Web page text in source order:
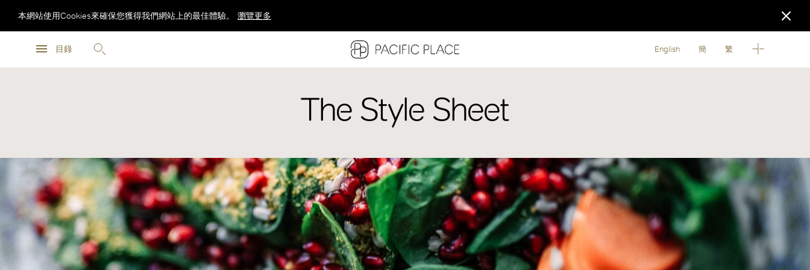
目錄
本網站使用Cookies來確保您獲得我們網站上的最佳體驗。 瀏覽更多
English 簡 繁
The Style Sheet